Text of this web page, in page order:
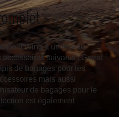
Gold Wing à un niveau
suivants : Grand
de bagages pour les
mais aussi
de bagages pour le
est également